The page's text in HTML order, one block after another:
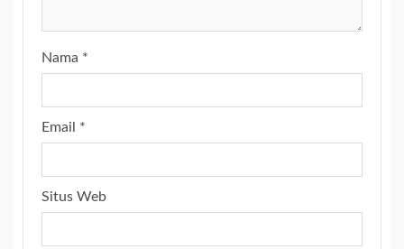
Nama *
Email *
Situs Web